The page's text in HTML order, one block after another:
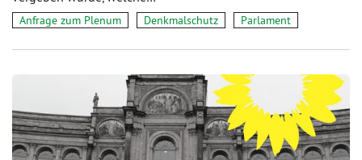
Anfrage zum Plenum Denkmalschutz Parlament